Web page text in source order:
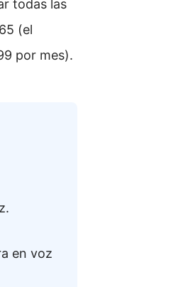
todas las
(el
por mes).
en voz